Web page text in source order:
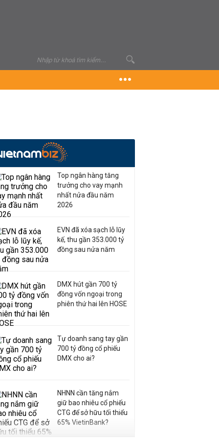
Top ngân hàng tăng
trưởng cho vay mạnh
nhất nửa đầu năm
2026
EVN đã xóa sạch lỗ lũy
kế, thu gần 353.000 tỷ
đồng sau nửa năm
DMX hút gần 700 tỷ
đồng vốn ngoại trong
phiên thứ hai lên HOSE
Tự doanh sang tay gần
700 tỷ đồng cổ phiếu
DMX cho ai?
NHNN cần tăng nắm
giữ bao nhiêu cổ phiếu
CTG để sở hữu tối thiểu
65% VietinBank?